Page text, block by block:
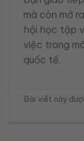
mà còn mở
hội học tập
việc trong
quốc tế.
Bài viết này